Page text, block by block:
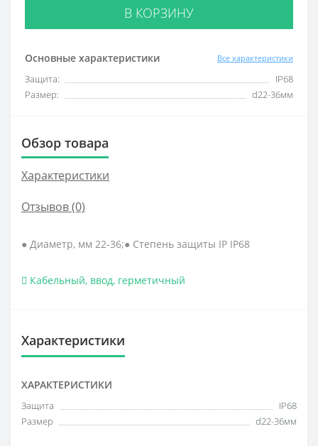
Основные характеристики Все характеристики
Защита:
IP68
Размер:
d22-36мм
В КОРЗИНУ
Обзор товара
Характеристики
Отзывов (0)
● Диаметр, мм 22-36;● Степень защиты IP IP68
Кабельный, ввод, герметичный
Характеристики
ХАРАКТЕРИСТИКИ
Защита
IP68
Размер
d22-36мм